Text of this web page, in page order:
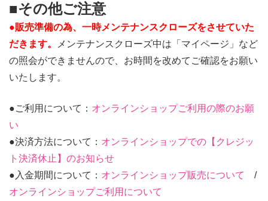
■その他ご注意
●販売準備の為、一時メンテナンスクローズをさせていた
だきます。
メンテナンスクローズ中は「マイページ」など
の照会ができませんので、お時間を改めてご確認をお願い
いたします。
●ご利用について： オンラインショップご利用の際のお願
い
●決済方法について： オンラインショップでの【クレジッ
ト決済休止】のお知らせ
●入金期間について： オンラインショップ販売について /
オンラインショップご利用について